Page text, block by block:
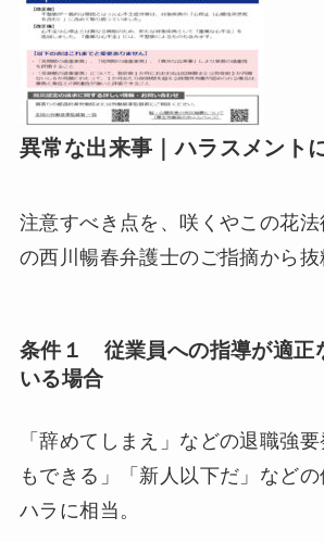
異常な出来事｜ハラスメント
注意すべき点を、咲くやこの花
の西川暢春弁護士のご指摘から抜
条件１ 従業員への指導が適正
いる場合
「辞めてしまえ」などの退職強
もできる」「新人以下だ」など
ハラに相当。